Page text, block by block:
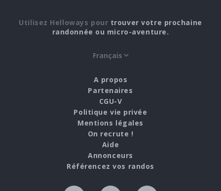
Utilisez Helloways pour trouver votre prochaine
randonnée ou micro-aventure.
A propos
Partenaires
CGU-V
Politique vie privée
Mentions légales
On recrute !
Aide
Annonceurs
Référencez vos randos